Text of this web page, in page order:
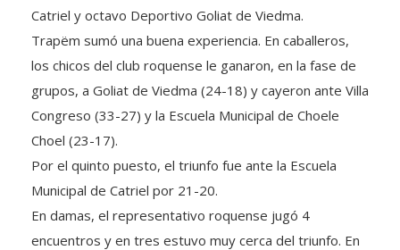
Catriel y octavo Deportivo Goliat de Viedma.
Trapëm sumó una buena experiencia. En caballeros,
los chicos del club roquense le ganaron, en la fase de
grupos, a Goliat de Viedma (24-18) y cayeron ante Villa
Congreso (33-27) y la Escuela Municipal de Choele
Choel (23-17).
Por el quinto puesto, el triunfo fue ante la Escuela
Municipal de Catriel por 21-20.
En damas, el representativo roquense jugó 4
encuentros y en tres estuvo muy cerca del triunfo. En